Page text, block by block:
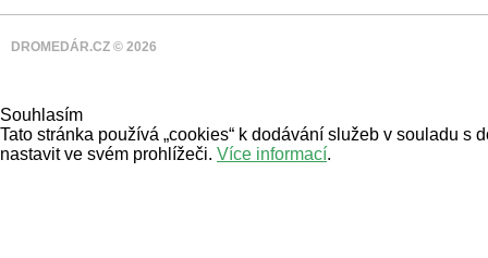
DROMEDÁR.CZ © 2026
Souhlasím
Tato stránka používá „cookies“ k dodávání služeb v souladu s
nastavit ve svém prohlížeči. Více informací.